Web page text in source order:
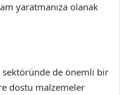
yaratmanıza olanak
de önemli bir
dostu malzemeler